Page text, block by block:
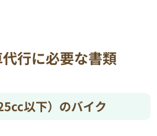
行に必要な書類
以下）のバイク